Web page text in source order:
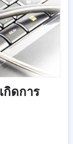
กิดการ